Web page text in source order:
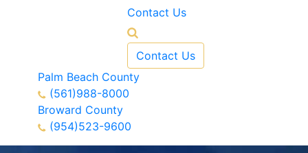
Contact Us
Contact Us
Palm Beach County
(561)988-8000
Broward County
(954)523-9600